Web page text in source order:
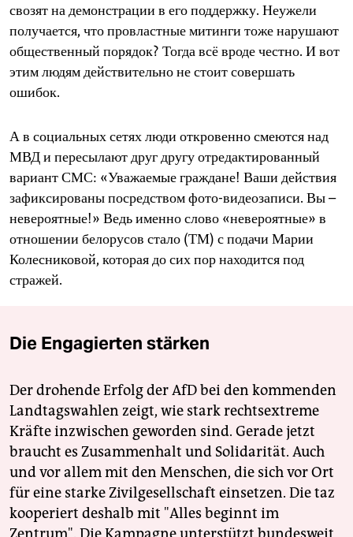
свозят на демонстрации в его поддержку. Неужели
получается, что провластные митинги тоже нарушают
общественный порядок? Тогда всё вроде честно. И вот
этим людям действительно не стоит совершать
ошибок.
А в социальных сетях люди откровенно смеются над
МВД и пересылают друг другу отредактированный
вариант СМС: «Уважаемые граждане! Ваши действия
зафиксированы посредством фото-видеозаписи. Вы –
невероятные!» Ведь именно слово «невероятные» в
отношении белорусов стало (ТМ) с подачи Марии
Колесниковой, которая до сих пор находится под
стражей.
Die Engagierten stärken
Der drohende Erfolg der AfD bei den kommenden
Landtagswahlen zeigt, wie stark rechtsextreme
Kräfte inzwischen geworden sind. Gerade jetzt
braucht es Zusammenhalt und Solidarität. Auch
und vor allem mit den Menschen, die sich vor Ort
für eine starke Zivilgesellschaft einsetzen. Die taz
kooperiert deshalb mit "Alles beginnt im